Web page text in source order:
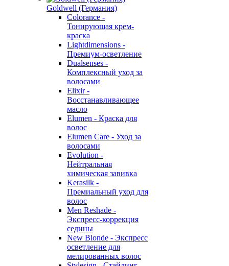
Goldwell (Германия)
Colorance -
Тонирующая крем-
краска
Lightdimensions -
Премиум-осветление
Dualsenses -
Комплексный уход за
волосами
Elixir -
Восстанавливающее
масло
Elumen - Краска для
волос
Elumen Care - Уход за
волосами
Evolution -
Нейтральная
химическая завивка
Kerasilk -
Премиальный уход для
волос
Men Reshade -
Экспресс-коррекция
седины
New Blonde - Экспресс
осветление для
мелированных волос